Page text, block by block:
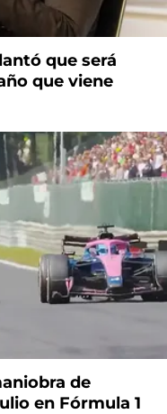
que será
que viene
de
en Fórmula 1